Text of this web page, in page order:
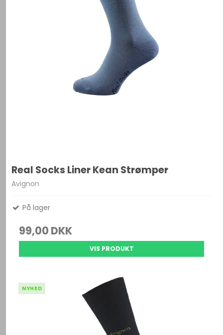
Real Socks Liner Kean Strømper
Avignon
På lager
99,00 DKK
VIS PRODUKT
NYHED